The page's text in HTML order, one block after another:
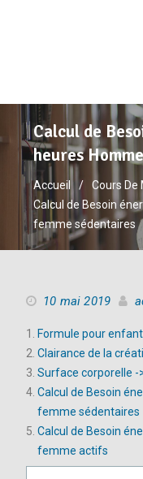
Calcul de
heures
Accueil Cours De
Calcul de Besoin
femme sédentaires
10 mai 2019
Formule pour
Clairance de la
Surface corporelle -
Calcul de Besoin
femme sédentaires
Calcul de Besoin
femme actifs